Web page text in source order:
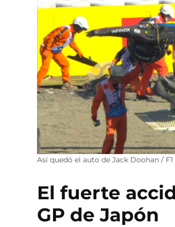
Así quedó el auto de Jack Doohan / F1
El fuerte
GP de Japón